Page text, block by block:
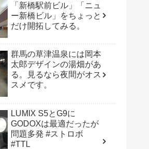
「新橋駅前ビル」「ニュ
ー新橋ビル」をちょっと
だけ開拓してみる。
群馬の草津温泉には岡本
太郎デザインの湯畑があ
る。見るなら夜間がオス
スメです。
LUMIX S5とG9に
GODOXは最適だったが
問題多発 #ストロボ
#TTL